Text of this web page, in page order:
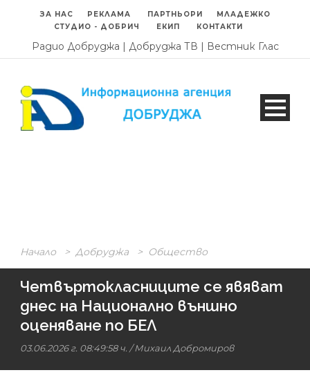
ЗА НАС РЕКЛАМА ПАРТНЬОРИ
МЛАДЕЖКО
СТУДИО - ДОБРИЧ
ЕКИП КОНТАКТИ
Радио Добруджа | Добруджа ТВ | Вестник Глас
Начало > Добруджа > Общество
Четвъртокласниците се явяват
днес на Национално външно
оценяване по БЕЛ
03.06.2026 г. 08:49:58 ч. /Михаил Добромиров